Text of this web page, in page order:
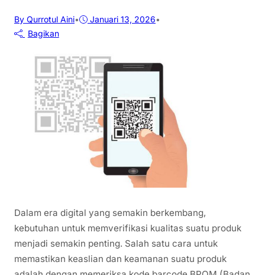
By Qurrotul Aini• Januari 13, 2026•
Bagikan
Dalam era digital yang semakin berkembang,
kebutuhan untuk memverifikasi kualitas suatu produk
menjadi semakin penting. Salah satu cara untuk
memastikan keaslian dan keamanan suatu produk